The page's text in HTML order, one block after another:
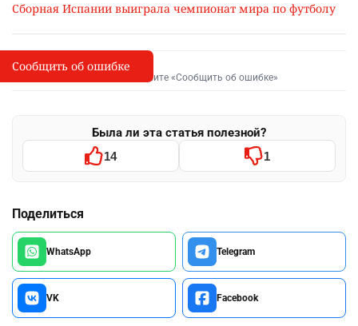
Сборная Испании выиграла чемпионат мира по футболу
I
Сообщить об опечатке
Выделите фрагмент и нажмите «Сообщить об ошибке»
Была ли эта статья полезной?
14 1
Поделиться
WhatsApp Telegram
VK Facebook
Сообщить об ошибке